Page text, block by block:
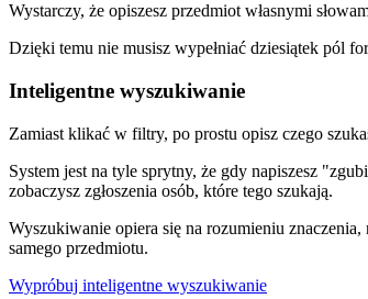
Wystarczy, że opiszesz przedmiot własnymi
Dzięki temu nie musisz wypełniać dziesiątek pól
Inteligentne wyszukiwanie
Zamiast klikać w filtry, po prostu opisz czego
System jest na tyle sprytny, że gdy napiszesz
zobaczysz zgłoszenia osób, które tego szukają.
Wyszukiwanie opiera się na rozumieniu
samego przedmiotu.
Wypróbuj inteligentne wyszukiwanie